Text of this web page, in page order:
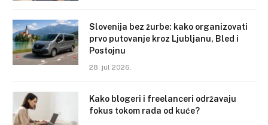
Slovenija bez žurbe: kako organizovati
prvo putovanje kroz Ljubljanu, Bled i
Postojnu
28. jul 2026.
Kako blogeri i freelanceri održavaju
fokus tokom rada od kuće?